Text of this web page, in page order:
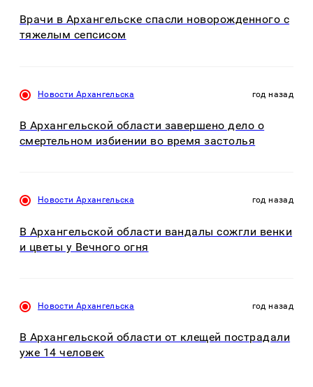
Врачи в Архангельске спасли новорожденного с
тяжелым сепсисом
Новости Архангельска год назад
В Архангельской области завершено дело о
смертельном избиении во время застолья
Новости Архангельска год назад
В Архангельской области вандалы сожгли венки
и цветы у Вечного огня
Новости Архангельска год назад
В Архангельской области от клещей пострадали
уже 14 человек